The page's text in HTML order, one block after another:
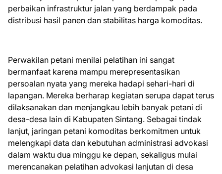
perbaikan infrastruktur jalan yang berdampak pada
distribusi hasil panen dan stabilitas harga komoditas.
Perwakilan petani menilai pelatihan ini sangat
bermanfaat karena mampu merepresentasikan
persoalan nyata yang mereka hadapi sehari-hari di
lapangan. Mereka berharap kegiatan serupa dapat terus
dilaksanakan dan menjangkau lebih banyak petani di
desa-desa lain di Kabupaten Sintang. Sebagai tindak
lanjut, jaringan petani komoditas berkomitmen untuk
melengkapi data dan kebutuhan administrasi advokasi
dalam waktu dua minggu ke depan, sekaligus mulai
merencanakan pelatihan advokasi lanjutan di desa